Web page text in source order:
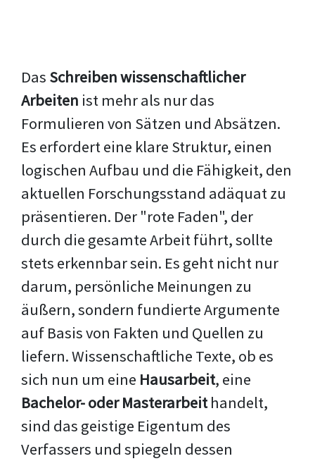
Das Schreiben wissenschaftlicher
Arbeiten ist mehr als nur das
Formulieren von Sätzen und Absätzen.
Es erfordert eine klare Struktur, einen
logischen Aufbau und die Fähigkeit, den
aktuellen Forschungsstand adäquat zu
präsentieren. Der "rote Faden", der
durch die gesamte Arbeit führt, sollte
stets erkennbar sein. Es geht nicht nur
darum, persönliche Meinungen zu
äußern, sondern fundierte Argumente
auf Basis von Fakten und Quellen zu
liefern. Wissenschaftliche Texte, ob es
sich nun um eine Hausarbeit, eine
Bachelor- oder Masterarbeithandelt,
sind das geistige Eigentum des
Verfassers und spiegeln dessen